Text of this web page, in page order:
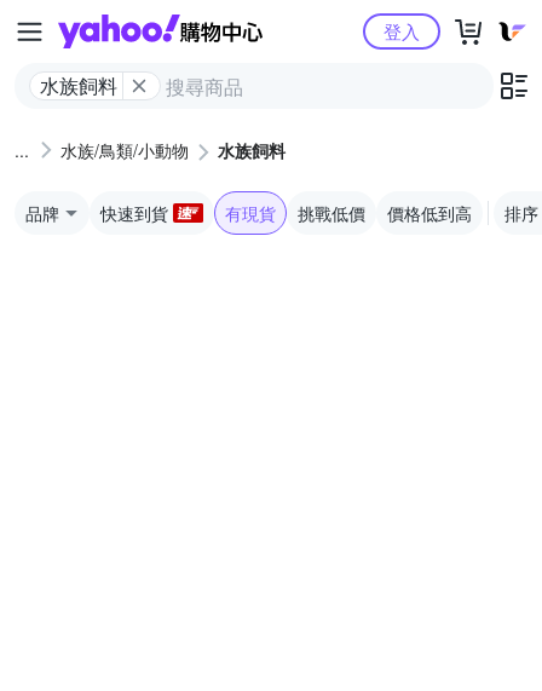
Yahoo購物中心
水族飼料
登入
水族/鳥類/小動物 水族飼料
品牌 快速到貨 有現貨 挑戰低價 價格低到高 排序